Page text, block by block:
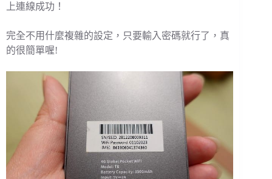
上連線成功！
完全不用什麼複雜的設定，只要輸入密碼就行了，真
的很簡單喔!